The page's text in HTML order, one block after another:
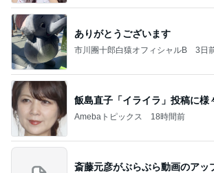
ありがとうございます
市川團十郎白猿オフィシャルB 3日
飯島直子「イライラ」投稿に様
Amebaトピックス 18時間前
斎藤元彦がぶらぶら動画のアッ